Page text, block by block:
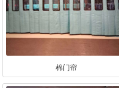
棉门帘